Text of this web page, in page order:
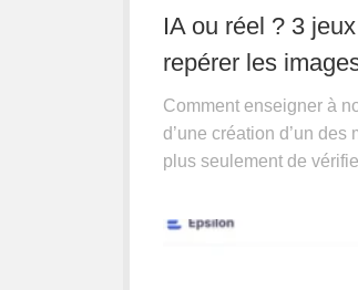
IA ou réel ? 3
repérer les
Comment enseigner à
d’une création d’un des
plus seulement de